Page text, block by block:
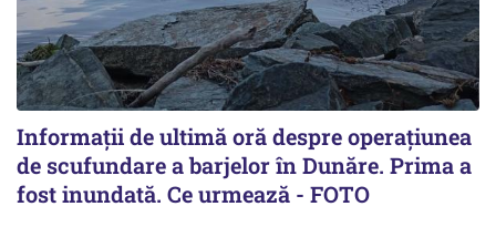
Informații de ultimă oră despre operațiunea
de scufundare a barjelor în Dunăre. Prima a
fost inundată. Ce urmează - FOTO